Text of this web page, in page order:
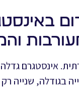
אינסטגרם
בגודלה, שנייה רק